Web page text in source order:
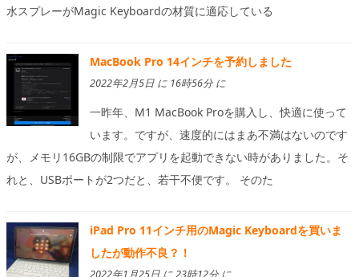
水スプレーがMagic Keyboardの材質に適応している
MacBook Pro 14インチを予約しました
2022年2月5日 に 16時56分 に
一昨年、M1 MacBook Proを購入し、快適に使って
います。ですが、速度的にはまあ不満はないのです
が、メモリ16GBの制限でアプリを起動できない時がありました。そ
れと、USBポートが2つだと、若干不便です。 そのた
iPad Pro 11インチ用のMagic Keyboardを買いま
したが動作不良？！
2022年1月25日 に 23時12分 に